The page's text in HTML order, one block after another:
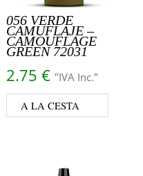
056 VERDE
CAMUFLAJE –
CAMOUFLAGE
GREEN 72031
2.75 € "IVA Inc."
A LA CESTA